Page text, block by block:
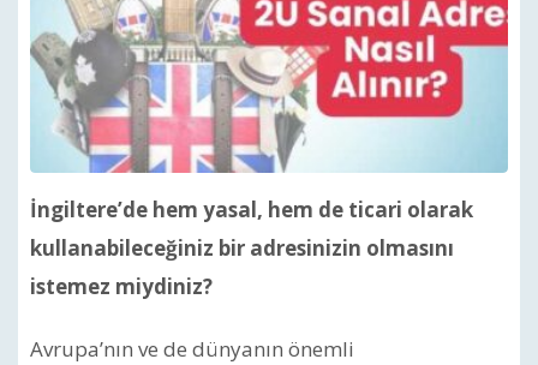
İngiltere’de hem yasal, hem de ticari olarak
kullanabileceğiniz bir adresinizin olmasını
istemez miydiniz?
Avrupa’nın ve de dünyanın önemli